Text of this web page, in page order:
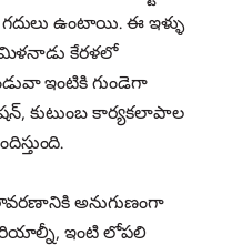
ఉంటాయి. ఈ ఇళ్ళు
కేరళలో
ఇంటికి గుండెగా
కుటుంబ కార్యకలాపాల
అనుగుణంగా
ఇంటి లోపలి